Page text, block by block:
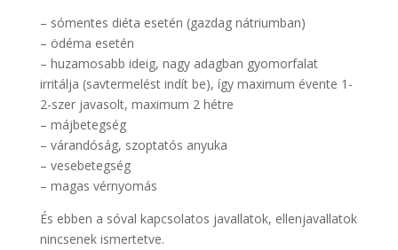
– sómentes diéta esetén (gazdag nátriumban)
– ödéma esetén
– huzamosabb ideig, nagy adagban gyomorfalat
irritálja (savtermelést indít be), így maximum évente 1-
2-szer javasolt, maximum 2 hétre
– májbetegség
– várandóság, szoptatós anyuka
– vesebetegség
– magas vérnyomás
És ebben a sóval kapcsolatos javallatok, ellenjavallatok
nincsenek ismertetve.